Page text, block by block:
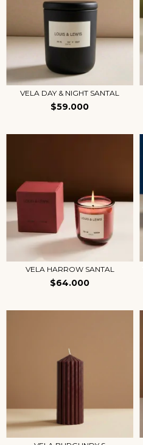
VELA DAY & NIGHT SANTAL
$59.000
VELA HARROW SANTAL
$64.000